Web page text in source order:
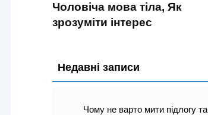
Чоловіча мова тіла, Як
зрозуміти інтерес
Недавні записи
Чому не варто мити підлогу та